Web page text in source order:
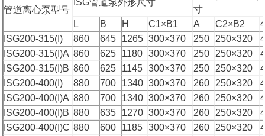
管道离心泵型号
寸
L
B H C1×B1 A C2×B2
ISG200-315(I)
860 645 1265 300×370 250 250×320
ISG200-315(I)A 860 625 1180 300×370 250 250×320
ISG200-315(I)B 860 625 1145 300×370 250 250×320
ISG200-400(I)
880 700 1340 300×370 260 250×320
ISG200-400(I)A 880 700 1340 300×370 260 250×320
ISG200-400(I)B 880 635 1270 300×370 260 250×320
ISG200-400(I)C 880 600 1185 300×370 260 250×320